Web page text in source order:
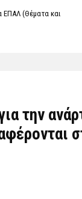
ΕΠΑΛ (Θέματα και
την